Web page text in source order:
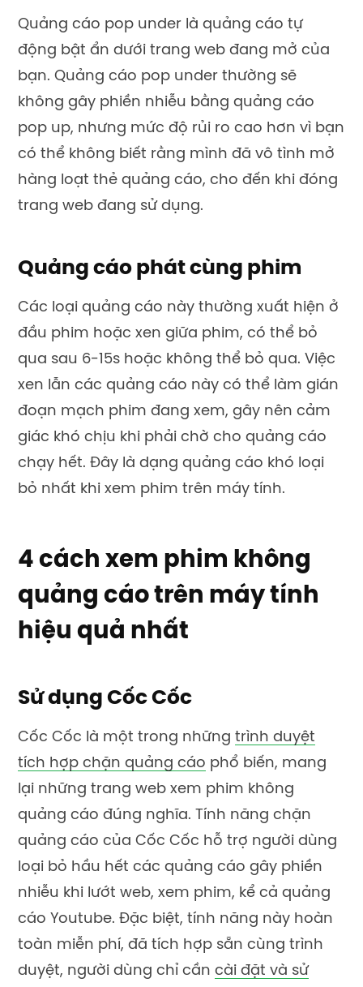
Quảng cáo pop under là quảng cáo tự
động bật ẩn dưới trang web đang mở của
bạn. Quảng cáo pop under thường sẽ
không gây phiền nhiễu bằng quảng cáo
pop up, nhưng mức độ rủi ro cao hơn vì bạn
có thể không biết rằng mình đã vô tình mở
hàng loạt thẻ quảng cáo, cho đến khi đóng
trang web đang sử dụng.
Quảng cáo phát cùng phim
Các loại quảng cáo này thường xuất hiện ở
đầu phim hoặc xen giữa phim, có thể bỏ
qua sau 6-15s hoặc không thể bỏ qua. Việc
xen lẫn các quảng cáo này có thể làm gián
đoạn mạch phim đang xem, gây nên cảm
giác khó chịu khi phải chờ cho quảng cáo
chạy hết. Đây là dạng quảng cáo khó loại
bỏ nhất khi xem phim trên máy tính.
4 cách xem phim không
quảng cáo trên máy tính
hiệu quả nhất
Sử dụng Cốc Cốc
Cốc Cốc là một trong những trình duyệt
tích hợp chặn quảng cáo phổ biến, mang
lại những trang web xem phim không
quảng cáo đúng nghĩa. Tính năng chặn
quảng cáo của Cốc Cốc hỗ trợ người dùng
loại bỏ hầu hết các quảng cáo gây phiền
nhiễu khi lướt web, xem phim, kể cả quảng
cáo Youtube. Đặc biệt, tính năng này hoàn
toàn miễn phí, đã tích hợp sẵn cùng trình
duyệt, người dùng chỉ cần cài đặt và sử